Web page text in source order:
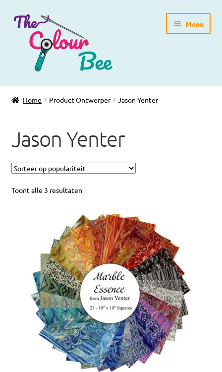
Ga
door
navigatie
Ga
direct
inhoud
Menu
Home
Blog
Workshops
Gratis Patronen
Home Product Ontwerper Jason Yenter
Jason Yenter
Toont alle 3 resultaten